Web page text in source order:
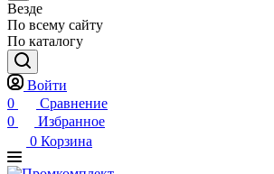
Везде
По всему сайту
По каталогу
Войти
0
Сравнение
0
Избранное
0 Корзина